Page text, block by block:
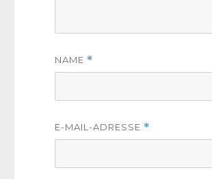
NAME *
E-MAIL-ADRESSE *